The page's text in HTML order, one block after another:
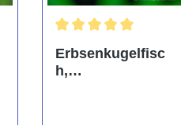
Erbsenkugelfisc
h,